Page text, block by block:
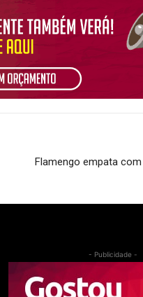
Flamengo empata
- Publicidade -